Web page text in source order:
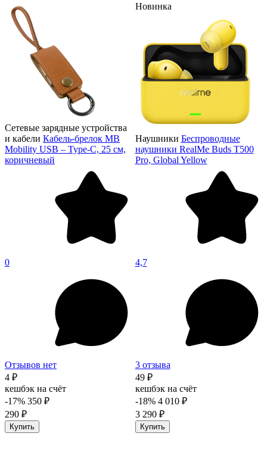
Сетевые зарядные устройства
и кабели Кабель-брелок MB
Mobility USB – Type-C, 25 см,
коричневый
0
Отзывов нет
4 ₽
кешбэк на счёт
-17% 350 ₽
290 ₽
Купить
Новинка
Наушники Беспроводные
наушники RealMe Buds T500
Pro, Global Yellow
4,7
3 отзыва
49 ₽
кешбэк на счёт
-18% 4 010 ₽
3 290 ₽
Купить